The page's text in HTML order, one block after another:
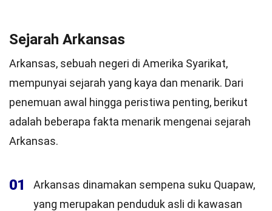
Sejarah Arkansas
Arkansas, sebuah negeri di Amerika Syarikat,
mempunyai sejarah yang kaya dan menarik. Dari
penemuan awal hingga peristiwa penting, berikut
adalah beberapa fakta menarik mengenai sejarah
Arkansas.
01
Arkansas dinamakan sempena suku Quapaw,
yang merupakan penduduk asli di kawasan